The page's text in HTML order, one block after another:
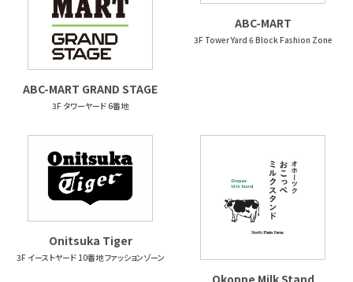
ABC-MART GRAND STAGE
3F タワーヤード 6番地
ABC-MART
3F Tower Yard 6 Block Fashion Zone
Onitsuka Tiger
3F イーストヤード 10番地 ファッションゾーン
Okoppe Milk Stand